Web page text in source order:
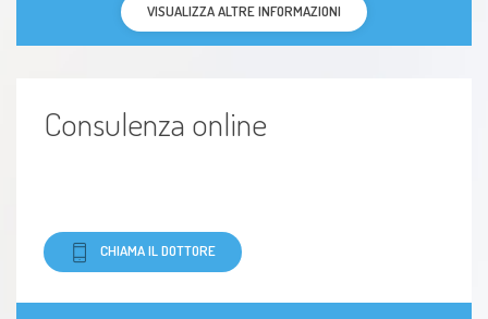
VISUALIZZA ALTRE INFORMAZIONI
Consulenza online
CHIAMA IL DOTTORE